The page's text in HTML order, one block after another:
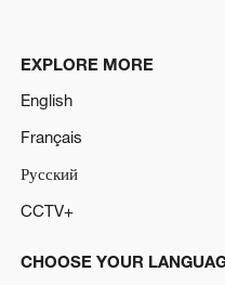
EXPLORE MORE
English
Français
Русский
CCTV+
CHOOSE YOUR